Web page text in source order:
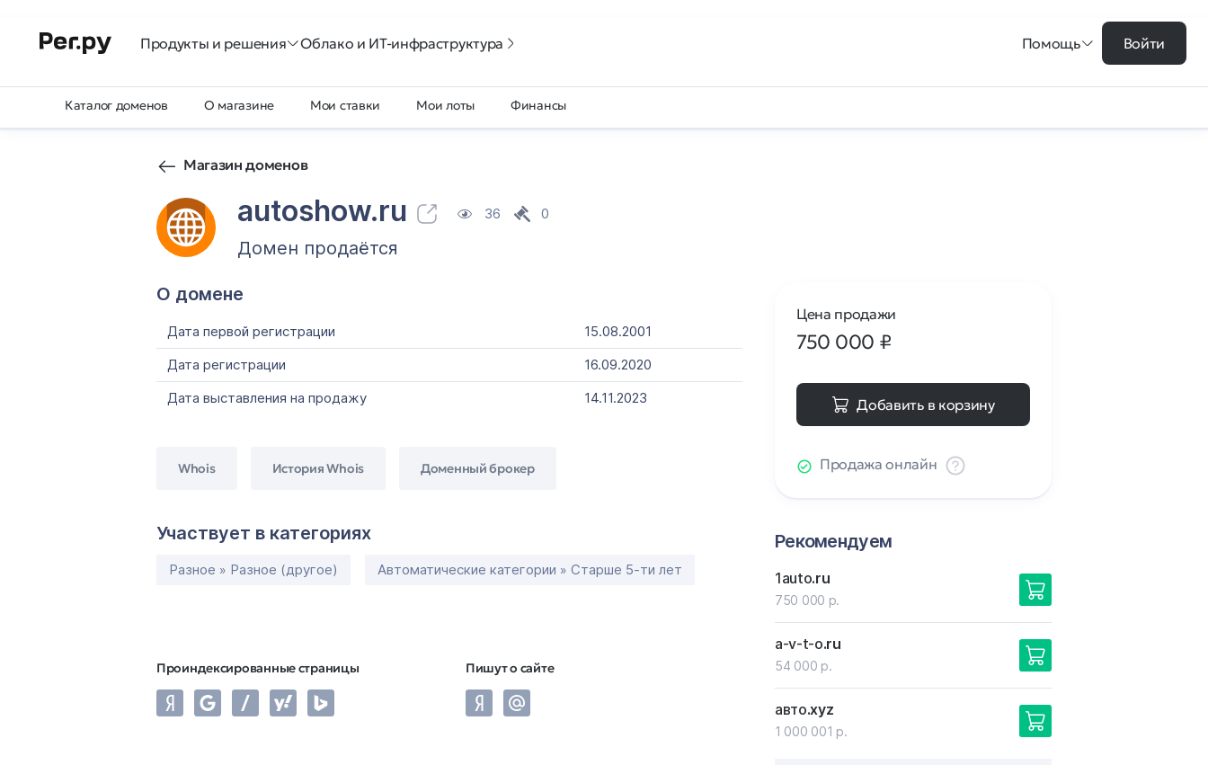
Продукты и решения Облако и ИТ-инфраструктура Помощь Войти
Каталог доменов О магазине Мои ставки Мои лоты Финансы
Магазин доменов
autoshow.ru 36 0
Домен продаётся
О домене
Дата первой регистрации
15.08.2001
Дата регистрации
16.09.2020
Дата выставления на продажу
14.11.2023
Whois История Whois Доменный брокер
Участвует в категориях
Разное » Разное (другое) Автоматические категории » Старше 5-ти лет
Проиндексированные страницы Пишут о сайте
Цена продажи
750 000 ₽
Добавить в корзину
Продажа онлайн
Рекомендуем
1auto.ru
750 000 р.
a-v-t-o.ru
54 000 р.
авто.xyz
1 000 001 р.